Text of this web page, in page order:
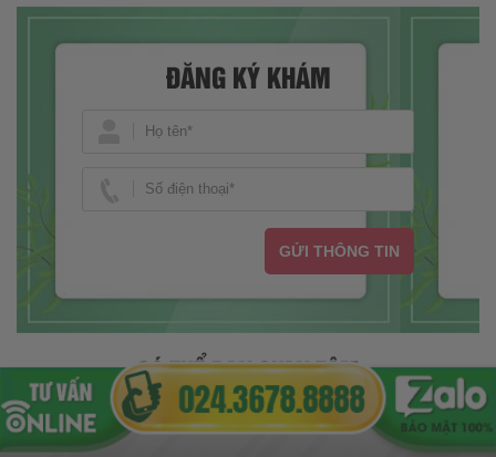
ĐĂNG KÝ KHÁM
GỬI THÔNG TIN
CÓ THỂ BẠN QUAN TÂM